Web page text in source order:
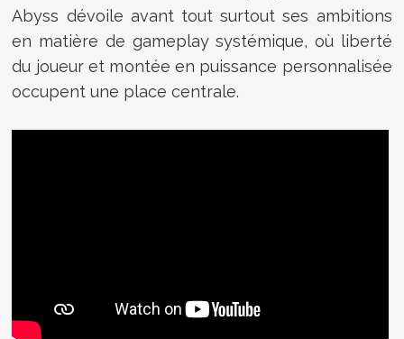
Abyss dévoile avant tout surtout ses ambitions
en matière de gameplay systémique, où liberté
du joueur et montée en puissance personnalisée
occupent une place centrale.